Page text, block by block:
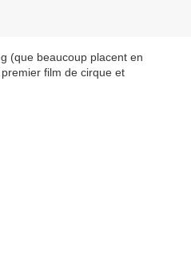
(que beaucoup placent en
film de cirque et